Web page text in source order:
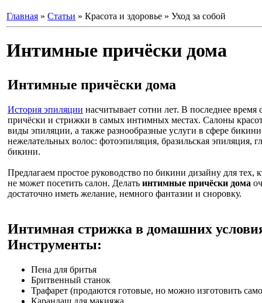
Главная » Статьи » Красота и здоровье » Уход за собой
Интимные причёски дома
Интимные причёски дома
История эпиляции насчитывает сотни лет. В последнее время
причёски и стрижки в самых интимных местах. Салоны
виды эпиляции, а также разнообразные услуги в сфере
нежелательных волос: фотоэпиляция, бразильская эпиляция,
бикини.
Предлагаем простое руководство по бикини дизайну для тех,
не может посетить салон. Делать интимные причёски дома
достаточно иметь желание, немного фантазии и сноровку.
Интимная стрижка в домашних
Инструменты:
Пена для бритья
Бритвенный станок
Трафарет (продаются готовые, но можно изготовить
Карандаш для макияжа